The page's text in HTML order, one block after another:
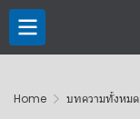
Home บทความทั้งหมด